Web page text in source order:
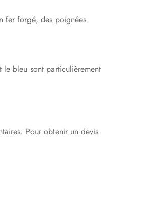
fer forgé, des poignées
bleu sont particulièrement
Pour obtenir un devis